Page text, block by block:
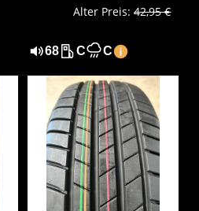
Alter Preis:42,95 €
68 C C